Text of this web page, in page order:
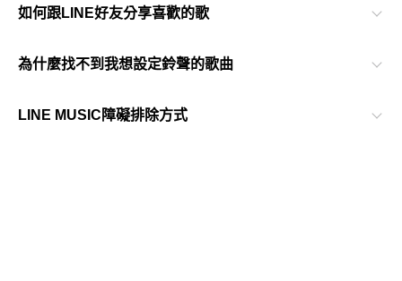
如何跟LINE好友分享喜歡的歌
為什麼找不到我想設定鈴聲的歌曲
LINE MUSIC障礙排除方式